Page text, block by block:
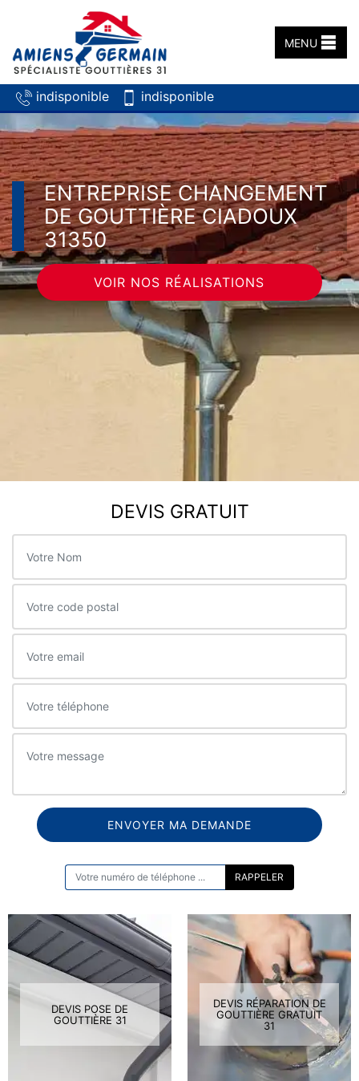
indisponible indisponible
MENU
ENTREPRISE CHANGEMENT
DE GOUTTIÈRE CIADOUX
31350
VOIR NOS RÉALISATIONS
DEVIS GRATUIT
DEVIS POSE DE
GOUTTIÈRE 31
DEVIS RÉPARATION DE
GOUTTIÈRE GRATUIT
31